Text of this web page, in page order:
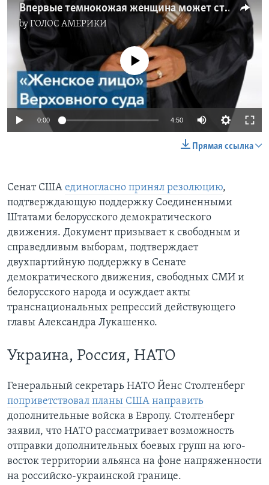
Впервые темнокожая женщина может стать судьей Верховного суда: мнение экспертов
byГОЛОС АМЕРИКИ
No media source currently available
0:00 4:50
Прямая ссылка
Сенат США единогласно принял резолюцию,
подтверждающую поддержку Соединенными
Штатами белорусского демократического
движения. Документ призывает к свободным и
справедливым выборам, подтверждает
двухпартийную поддержку в Сенате
демократического движения, свободных СМИ и
белорусского народа и осуждает акты
транснациональных репрессий действующего
главы Александра Лукашенко.
Украина, Россия, НАТО
Генеральный секретарь НАТО Йенс Столтенберг
поприветствовал планы США направить
дополнительные войска в Европу. Столтенберг
заявил, что НАТО рассматривает возможность
отправки дополнительных боевых групп на юго-
восток территории альянса на фоне напряженности
на российско-украинской границе.